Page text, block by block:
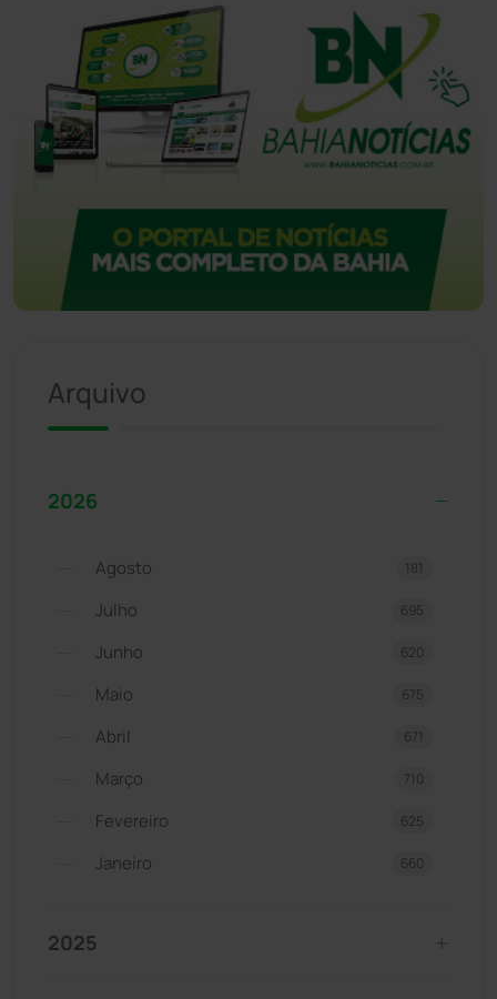
Arquivo
2026
Agosto 181
Julho 695
Junho 620
Maio 675
Abril 671
Março 710
Fevereiro 625
Janeiro 660
2025